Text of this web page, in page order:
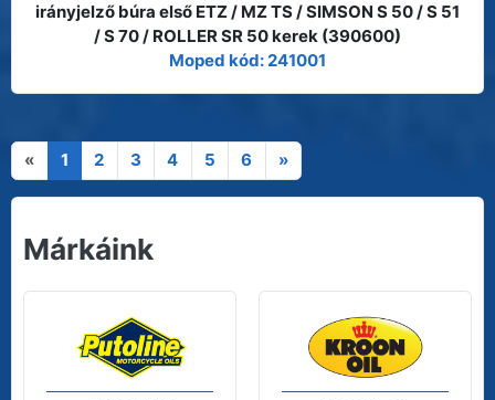
irányjelző búra első ETZ / MZ TS / SIMSON S 50 / S 51
/ S 70 / ROLLER SR 50 kerek (390600)
Moped kód: 241001
« 1 2 3 4 5 6 »
Márkáink